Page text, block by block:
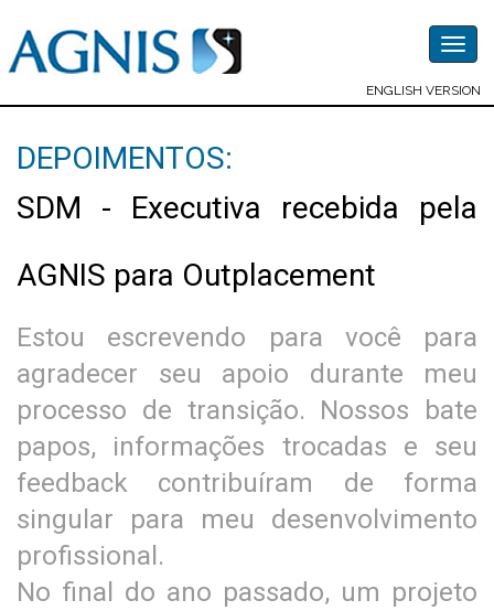
ENGLISH VERSION
DEPOIMENTOS:
SDM - Executiva recebida pela
AGNIS para Outplacement
Estou escrevendo para você para
agradecer seu apoio durante meu
processo de transição. Nossos bate
papos, informações trocadas e seu
feedback contribuíram de forma
singular para meu desenvolvimento
profissional.
No final do ano passado, um projeto